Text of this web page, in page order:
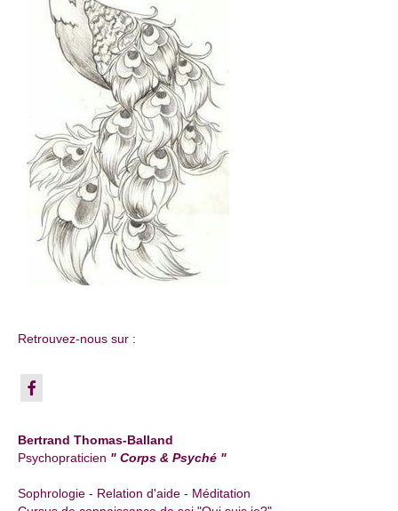
Retrouvez-nous sur :
Bertrand Thomas-Balland
Psychopraticien " Corps & Psyché "
Sophrologie - Relation d'aide - Méditation